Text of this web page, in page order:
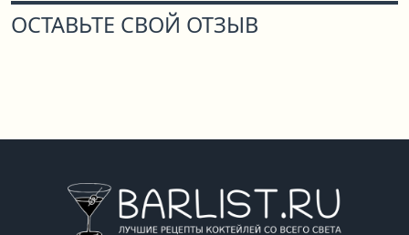
ОСТАВЬТЕ СВОЙ ОТЗЫВ